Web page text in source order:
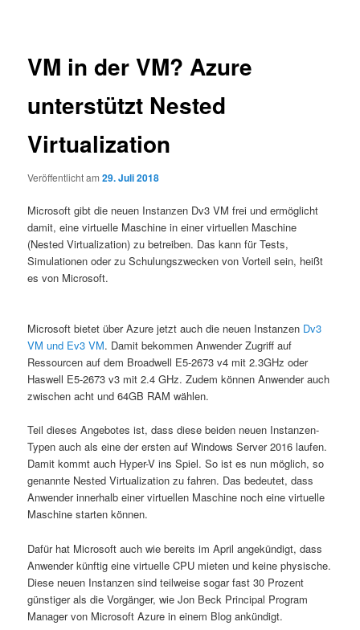
VM in der VM? Azure
unterstützt Nested
Virtualization
Veröffentlicht am29. Juli 2018
Microsoft gibt die neuen Instanzen Dv3 VM frei und ermöglicht
damit, eine virtuelle Maschine in einer virtuellen Maschine
(Nested Virtualization) zu betreiben. Das kann für Tests,
Simulationen oder zu Schulungszwecken von Vorteil sein, heißt
es von Microsoft.
Microsoft bietet über Azure jetzt auch die neuen Instanzen Dv3
VM und Ev3 VM. Damit bekommen Anwender Zugriff auf
Ressourcen auf dem Broadwell E5-2673 v4 mit 2.3GHz oder
Haswell E5-2673 v3 mit 2.4 GHz. Zudem können Anwender auch
zwischen acht und 64GB RAM wählen.
Teil dieses Angebotes ist, dass diese beiden neuen Instanzen-
Typen auch als eine der ersten auf Windows Server 2016 laufen.
Damit kommt auch Hyper-V ins Spiel. So ist es nun möglich, so
genannte Nested Virtualization zu fahren. Das bedeutet, dass
Anwender innerhalb einer virtuellen Maschine noch eine virtuelle
Maschine starten können.
Dafür hat Microsoft auch wie bereits im April angekündigt, dass
Anwender künftig eine virtuelle CPU mieten und keine physische.
Diese neuen Instanzen sind teilweise sogar fast 30 Prozent
günstiger als die Vorgänger, wie Jon Beck Principal Program
Manager von Microsoft Azure in einem Blog ankündigt.